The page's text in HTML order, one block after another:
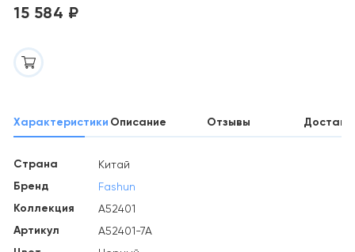
15 584 ₽
Характеристики Описание Отзывы
Страна Китай
Бренд Fashun
Коллекция A52401
Артикул A52401-7A